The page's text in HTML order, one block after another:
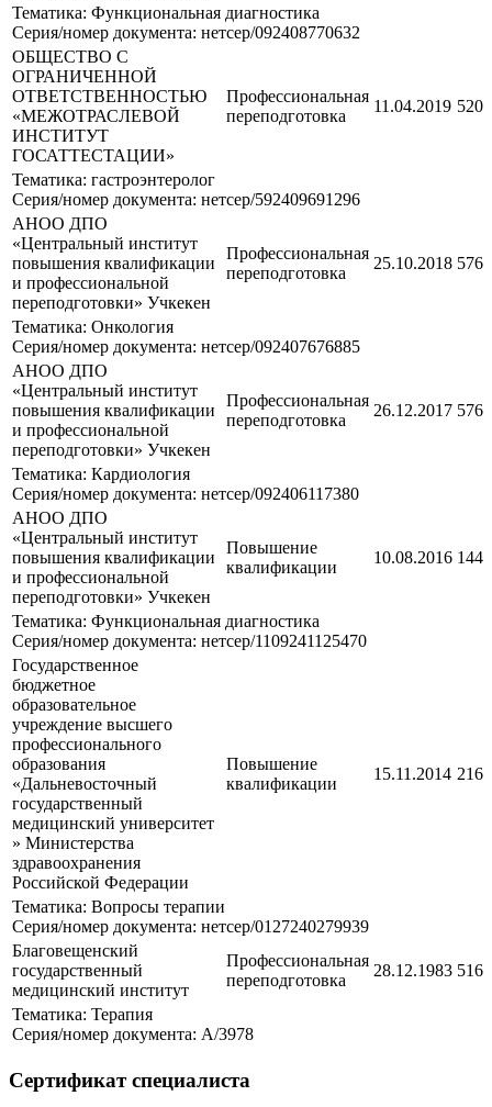
Тематика: Функциональная диагностика
Серия/номер документа: нетсер/092408770632
ОБЩЕСТВО С
ОГРАНИЧЕННОЙ
ОТВЕТСТВЕННОСТЬЮ
«МЕЖОТРАСЛЕВОЙ
ИНСТИТУТ
ГОСАТТЕСТАЦИИ»
Профессиональная
переподготовка
11.04.2019 520
Тематика: гастроэнтеролог
Серия/номер документа: нетсер/592409691296
АНОО ДПО
«Центральный институт
повышения квалификации
и профессиональной
переподготовки» Учкекен
Профессиональная
переподготовка
25.10.2018 576
Тематика: Онкология
Серия/номер документа: нетсер/092407676885
АНОО ДПО
«Центральный институт
повышения квалификации
и профессиональной
переподготовки» Учкекен
Профессиональная
переподготовка
26.12.2017 576
Тематика: Кардиология
Серия/номер документа: нетсер/092406117380
АНОО ДПО
«Центральный институт
повышения квалификации
и профессиональной
переподготовки» Учкекен
Повышение
квалификации
10.08.2016 144
Тематика: Функциональная диагностика
Серия/номер документа: нетсер/1109241125470
Государственное
бюджетное
образовательное
учреждение высшего
профессионального
образования
«Дальневосточный
государственный
медицинский университет
» Министерства
здравоохранения
Российской Федерации
Повышение
квалификации
15.11.2014 216
Тематика: Вопросы терапии
Серия/номер документа: нетсер/0127240279939
Благовещенский
государственный
медицинский институт
Профессиональная
переподготовка
28.12.1983 516
Тематика: Терапия
Серия/номер документа: А/3978
Сертификат специалиста